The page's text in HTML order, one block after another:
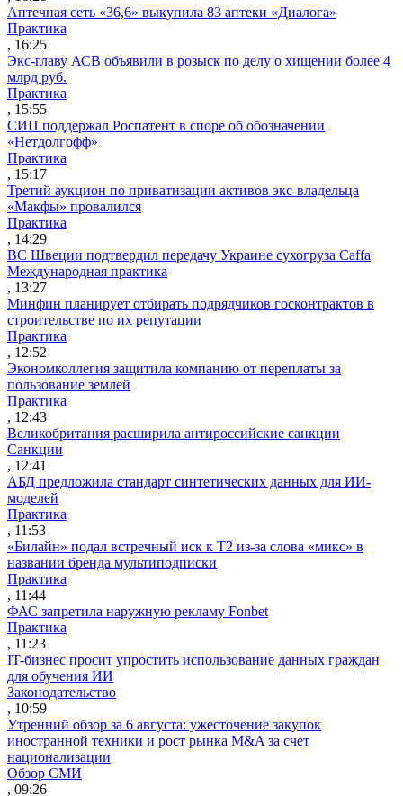
Аптечная сеть «36,6» выкупила 83 аптеки «Диалога»
Практика
, 16:25
Экс-главу АСВ объявили в розыск по делу о хищении более 4
млрд руб.
Практика
, 15:55
СИП поддержал Роспатент в споре об обозначении
«Нетдолгофф»
Практика
, 15:17
Третий аукцион по приватизации активов экс-владельца
«Макфы» провалился
Практика
, 14:29
ВС Швеции подтвердил передачу Украине сухогруза Caffa
Международная практика
, 13:27
Минфин планирует отбирать подрядчиков госконтрактов в
строительстве по их репутации
Практика
, 12:52
Экономколлегия защитила компанию от переплаты за
пользование землей
Практика
, 12:43
Великобритания расширила антироссийские санкции
Санкции
, 12:41
АБД предложила стандарт синтетических данных для ИИ-
моделей
Практика
, 11:53
«Билайн» подал встречный иск к Т2 из-за слова «микс» в
названии бренда мультиподписки
Практика
, 11:44
ФАС запретила наружную рекламу Fonbet
Практика
, 11:23
IT-бизнес просит упростить использование данных граждан
для обучения ИИ
Законодательство
, 10:59
Утренний обзор за 6 августа: ужесточение закупок
иностранной техники и рост рынка M&A за счет
национализации
Обзор СМИ
, 09:26